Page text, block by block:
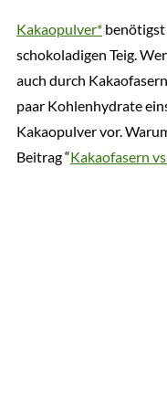
Kakaopulver*benötigst
schokoladigen Teig.
auch durch
paar Kohlenhydrate
Kakaopulver vor.
Beitrag “Kakaofasern